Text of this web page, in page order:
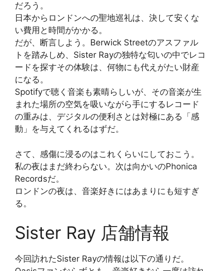
だろう。
日本からロンドンへの聖地巡礼は、決して安くな
い費用と時間がかかる。
だが、断言しよう。Berwick Streetのアスファル
トを踏みしめ、Sister Rayの独特な匂いの中でレコ
ードを探すその体験は、何物にも代えがたい財産
になる。
Spotifyで聴く音楽も素晴らしいが、その音楽が生
まれた場所の空気を吸いながら手にするレコード
の重みは、デジタルの便利さとは対極にある「感
動」を与えてくれるはずだ。
さて、感傷に浸るのはこれくらいにしておこう。
私の夜はまだ終わらない。次は向かいのPhonica
Recordsだ。
ロンドンの夜は、音楽好きにはあまりにも短すぎ
る。
Sister Ray 店舗情報
今回訪れたSister Rayの情報は以下の通りだ。